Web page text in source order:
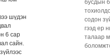
ач
бусдын
содон
гээд ер
талаар
шүдэн
6 сар
сайн.